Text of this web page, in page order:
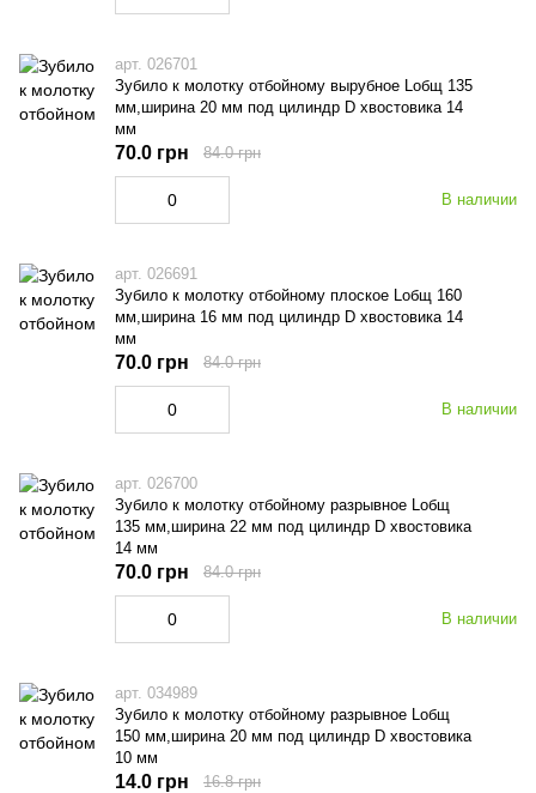
арт. 026701
Зубило к молотку отбойному вырубное Lобщ 135
мм,ширина 20 мм под цилиндр D хвостовика 14
мм
В наличии
70.0 грн 84.0 грн
арт. 026691
Зубило к молотку отбойному плоское Lобщ 160
мм,ширина 16 мм под цилиндр D хвостовика 14
мм
В наличии
70.0 грн 84.0 грн
арт. 026700
Зубило к молотку отбойному разрывное Lобщ
135 мм,ширина 22 мм под цилиндр D хвостовика
14 мм
В наличии
70.0 грн 84.0 грн
арт. 034989
Зубило к молотку отбойному разрывное Lобщ
150 мм,ширина 20 мм под цилиндр D хвостовика
10 мм
14.0 грн 16.8 грн